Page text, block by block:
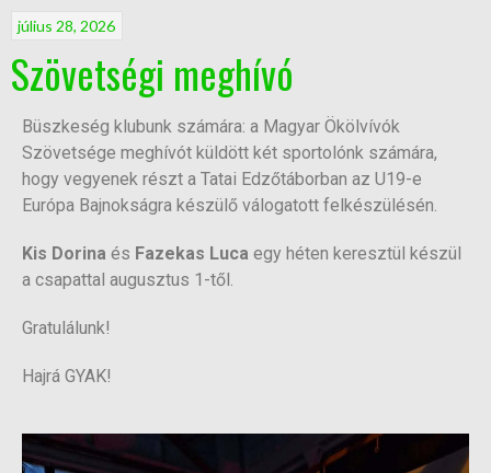
július 28, 2026
Szövetségi meghívó
Büszkeség klubunk számára: a Magyar Ökölvívók
Szövetsége meghívót küldött két sportolónk számára,
hogy vegyenek részt a Tatai Edzőtáborban az U19-e
Európa Bajnokságra készülő válogatott felkészülésén.
Kis Dorina és Fazekas Luca egy héten keresztül készül
a csapattal augusztus 1-től.
Gratulálunk!
Hajrá GYAK!